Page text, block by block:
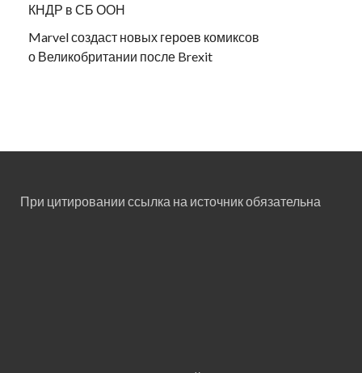
КНДР в СБ ООН
Marvel создаст новых героев комиксов
о Великобритании после Brexit
При цитировании ссылка на источник обязательна